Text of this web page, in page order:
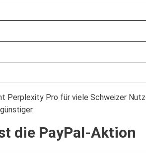
Perplexity Pro für viele Schweizer
die PayPal-Aktion